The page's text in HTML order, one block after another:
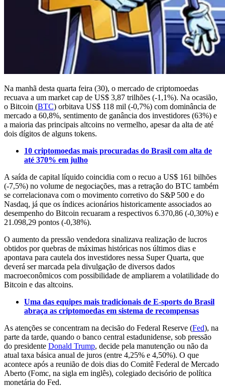
Na manhã desta quarta feira (30), o mercado de criptomoedas
recuava a um market cap de US$ 3,87 trilhões (-1,1%). Na ocasião,
o Bitcoin (BTC) orbitava US$ 118 mil (-0,7%) com dominância de
mercado a 60,8%, sentimento de ganância dos investidores (63%) e
a maioria das principais altcoins no vermelho, apesar da alta de até
dois dígitos de alguns tokens.
10 criptomoedas mais procuradas do Brasil com alta de
até 370% em julho
A saída de capital líquido coincidia com o recuo a US$ 161 bilhões
(-7,5%) no volume de negociações, mas a retração do BTC também
se correlacionava com o movimento corretivo do S&P 500 e do
Nasdaq, já que os índices acionários historicamente associados ao
desempenho do Bitcoin recuaram a respectivos 6.370,86 (-0,30%) e
21.098,29 pontos (-0,38%).
O aumento da pressão vendedora sinalizava realização de lucros
obtidos por quebras de máximas históricas nos últimos dias e
apontava para cautela dos investidores nessa Super Quarta, que
deverá ser marcada pela divulgação de diversos dados
macroeconômicos com possibilidade de ampliarem a volatilidade do
Bitcoin e das altcoins.
Uma das equipes mais tradicionais de E-sports do Brasil
abraça as criptomoedas em sistema de recompensas
As atenções se concentram na decisão do Federal Reserve (Fed), na
parte da tarde, quando o banco central estadunidense, sob pressão
do presidente Donald Trump, decide pela manutenção ou não da
atual taxa básica anual de juros (entre 4,25% e 4,50%). O que
acontece após a reunião de dois dias do Comitê Federal de Mercado
Aberto (Fomc, na sigla em inglês), colegiado decisório de política
monetária do Fed.